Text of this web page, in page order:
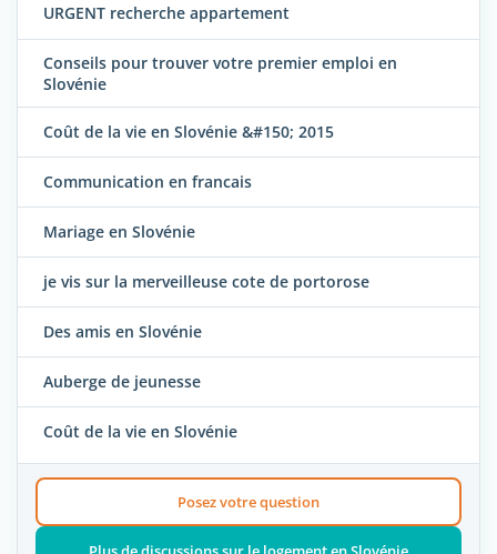
URGENT recherche appartement
Conseils pour trouver votre premier emploi en
Slovénie
Coût de la vie en Slovénie &#150; 2015
Communication en francais
Mariage en Slovénie
je vis sur la merveilleuse cote de portorose
Des amis en Slovénie
Auberge de jeunesse
Coût de la vie en Slovénie
Posez votre question